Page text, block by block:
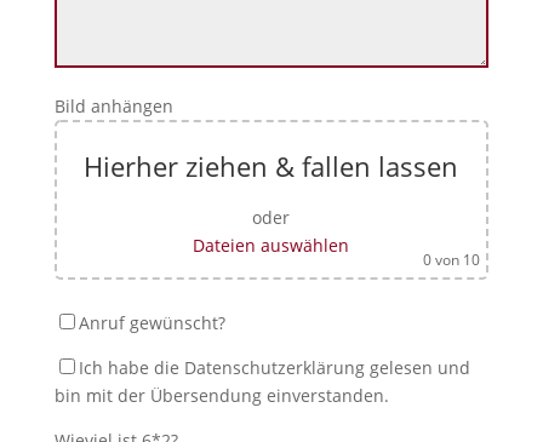
Bild anhängen
Hierher ziehen & fallen lassen
oder
Dateien auswählen
0von 10
Anruf gewünscht?
Ich habe die Datenschutzerklärung gelesen und
bin mit der Übersendung einverstanden.